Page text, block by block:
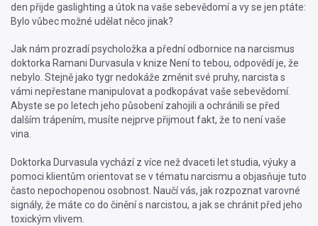
den přijde gaslighting a útok na vaše sebevědomí a vy se jen ptáte:
Bylo vůbec možné udělat něco jinak?
Jak nám prozradí psycholožka a přední odbornice na narcismus
doktorka Ramani Durvasula v knize Není to tebou, odpovědí je, že
nebylo. Stejně jako tygr nedokáže změnit své pruhy, narcista s
vámi nepřestane manipulovat a podkopávat vaše sebevědomí.
Abyste se po letech jeho působení zahojili a ochránili se před
dalším trápením, musíte nejprve přijmout fakt, že to není vaše
vina.
Doktorka Durvasula vychází z více než dvaceti let studia, výuky a
pomoci klientům orientovat se v tématu narcismu a objasňuje tuto
často nepochopenou osobnost. Naučí vás, jak rozpoznat varovné
signály, že máte co do činění s narcistou, a jak se chránit před jeho
toxickým vlivem.